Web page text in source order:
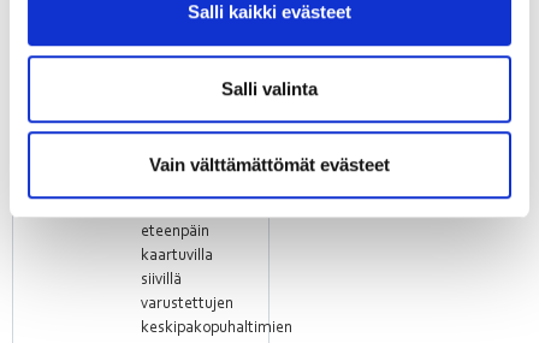
Salli kaikki evästeet
Salli valinta
Vain välttämättömät evästeet
Eteenpäin
siivillä
varustetut
eteenpäin
kaartuvilla
siivillä
varustettujen
keskipakopuhaltimien